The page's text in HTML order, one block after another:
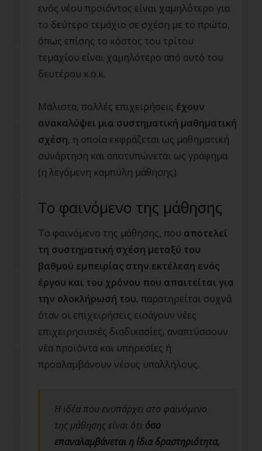
ενός νέου προϊόντος είναι χαμηλότερο για
το δεύτερο τεμάχιο σε σχέση με το πρώτο,
όπως επίσης το κόστος του τρίτου
τεμαχίου είναι χαμηλότερο από αυτό του
δευτέρου κ.ο.κ.
Μάλιστα, πολλές επιχειρήσεις έχουν
ανακαλύψει μια συστηματική μαθηματική
σχέση, η οποία εκφράζεται ως μαθηματική
συνάρτηση και αποτυπώνεται ως γράφημα
(η λεγόμενη καμπύλη μάθησης).
Το φαινόμενο της μάθησης
Το φαινόμενο της μάθησης, που αποτελεί
τη συστηματική σχέση μεταξύ του
βαθμού εμπειρίας στην εκτέλεση ενός
έργου και του χρόνου που απαιτείται για
την ολοκλήρωσή του, παρατηρείται συχνά
όταν οι επιχειρήσεις εισάγουν νέες
επιχειρησιακές διαδικασίες, αναπτύσσουν
νέα προϊόντα και υπηρεσίες ή
προσλαμβάνουν νέους υπαλλήλους.
Η ιδέα που ενυπάρχει στο φαινόμενο
της μάθησης είναι ότι όσο
επαναλαμβάνεται η ίδια δραστηριότητα,